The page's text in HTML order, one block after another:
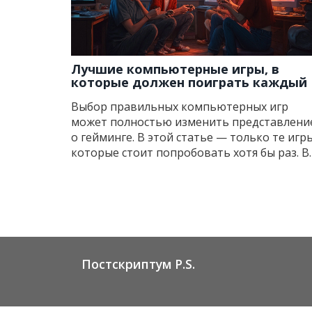
Лучшие компьютерные игры, в
которые должен поиграть каждый
Выбор правильных компьютерных игр
может полностью изменить
о гейминге. В этой статье — только те
которые стоит попробовать хотя бы раз.
игровых историй и уникального опыта
Постскриптум P.S.